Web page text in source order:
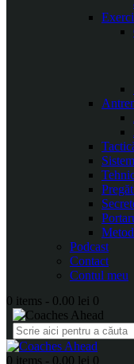
Podcast
Contact
Contul meu
0 items - 0.00 lei 0
0 items - 0.00 lei 0